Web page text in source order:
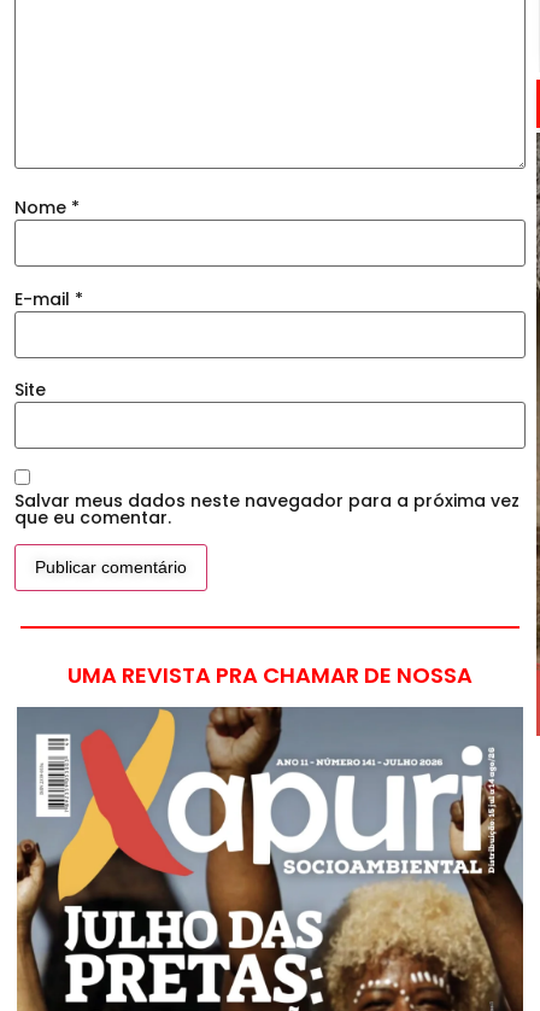
Nome *
E-mail *
Site
Salvar meus dados neste navegador para a próxima vez
que eu comentar.
UMA REVISTA PRA CHAMAR DE NOSSA